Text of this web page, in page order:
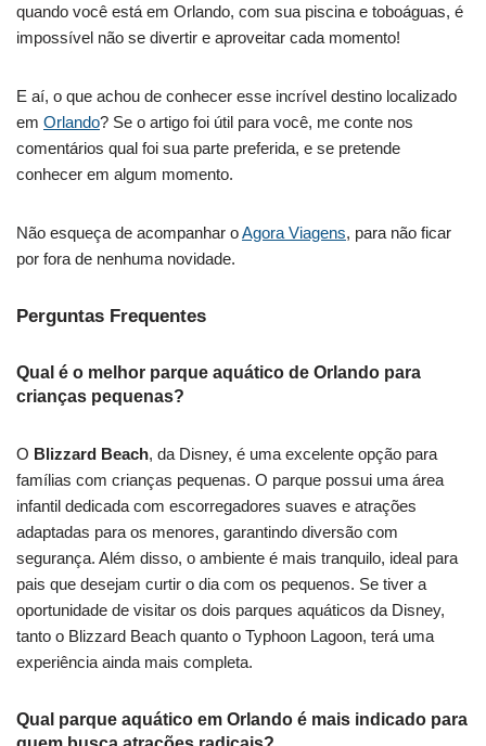
quando você está em Orlando, com sua piscina e toboáguas, é
impossível não se divertir e aproveitar cada momento!
E aí, o que achou de conhecer esse incrível destino localizado
em Orlando? Se o artigo foi útil para você, me conte nos
comentários qual foi sua parte preferida, e se pretende
conhecer em algum momento.
Não esqueça de acompanhar oAgora Viagens, para não ficar
por fora de nenhuma novidade.
Perguntas Frequentes
Qual é o melhor parque aquático de Orlando para
crianças pequenas?
O Blizzard Beach, da Disney, é uma excelente opção para
famílias com crianças pequenas. O parque possui uma área
infantil dedicada com escorregadores suaves e atrações
adaptadas para os menores, garantindo diversão com
segurança. Além disso, o ambiente é mais tranquilo, ideal para
pais que desejam curtir o dia com os pequenos. Se tiver a
oportunidade de visitar os dois parques aquáticos da Disney,
tanto o Blizzard Beach quanto o Typhoon Lagoon, terá uma
experiência ainda mais completa.
Qual parque aquático em Orlando é mais indicado para